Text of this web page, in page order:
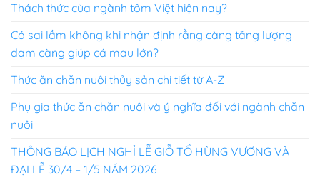
Thách thức của ngành tôm Việt hiện nay?
Có sai lầm không khi nhận định rằng càng tăng lượng
đạm càng giúp cá mau lớn?
Thức ăn chăn nuôi thủy sản chi tiết từ A-Z
Phụ gia thức ăn chăn nuôi và ý nghĩa đối với ngành chăn
nuôi
THÔNG BÁO LỊCH NGHỈ LỄ GIỖ TỔ HÙNG VƯƠNG VÀ
ĐẠI LỄ 30/4 – 1/5 NĂM 2026